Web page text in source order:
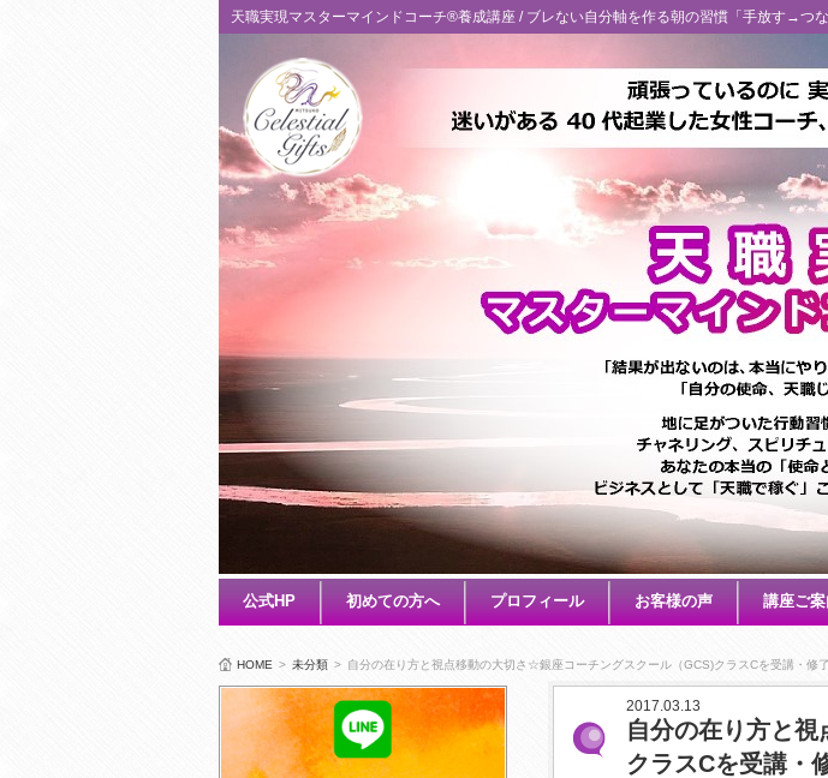
天職実現マスターマインドコーチ®養成講座 / ブレない自分軸を作る朝の習慣「手放す→つ
公式HP 初めての方へ プロフィール お客様の声 講座ご
HOME > 未分類 > 自分の在り方と視点移動の大切さ☆銀座コーチングスクール（GCS)クラスCを受講・修
2017.03.13
自分の在り方と
クラスCを受講・